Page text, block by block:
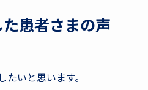
患者さまの声
いと思います。